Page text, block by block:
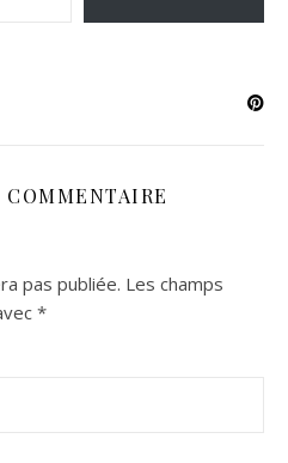
pas publiée. Les champs
*